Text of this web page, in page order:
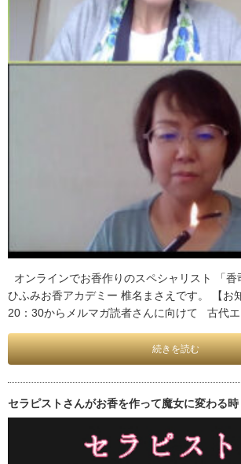
オンラインでお香作りのスペシャリスト 「
ひふみお香アカデミー 椎名まさえです。 【お
20：30からメルマガ読者さんに向けて 古代エ
続きを読む
セラピストさんがお香を作って魔女に変わる時